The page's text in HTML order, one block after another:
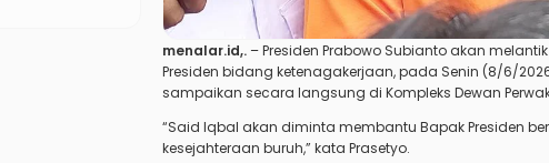
menalar.id,. – Presiden Prabowo Subianto akan
Presiden bidang ketenagakerjaan, pada Senin (8/6/
sampaikan secara langsung di Kompleks Dewan
“Said Iqbal akan diminta membantu Bapak Presiden
kesejahteraan buruh,” kata Prasetyo.